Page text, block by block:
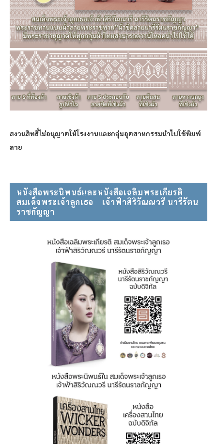
สงวนสิทธิ์ไม่อนุญาตให้โรงงานและกลุ่มอุตสาหกรรมนำไปใช้พิมพ์
ลาย
หนังสือพระนิพนธ์และหนังสือเฉลิมพระเกียรติ
สมเด็จพระเจ้าลูกเธอ⠀ เจ้าฟ้าสิริวัณณวรี นารีรัตน
ราชกัญญา